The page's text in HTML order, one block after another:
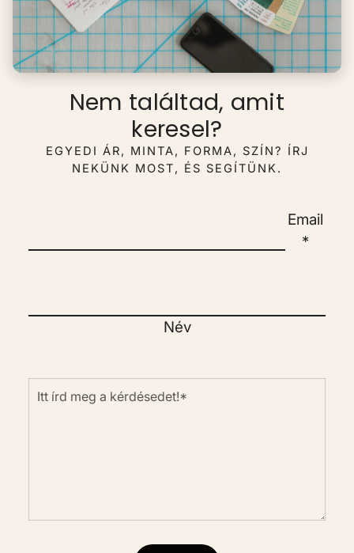
Nem találtad, amit
keresel?
EGYEDI ÁR, MINTA, FORMA, SZÍN? ÍRJ
NEKÜNK MOST, ÉS SEGÍTÜNK.
Email
*
Név